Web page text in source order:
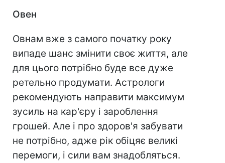
Овен
Овнам вже з самого початку року
випаде шанс змінити своє життя, але
для цього потрібно буде все дуже
ретельно продумати. Астрологи
рекомендують направити максимум
зусиль на кар'єру і зароблення
грошей. Але і про здоров'я забувати
не потрібно, адже рік обіцяє великі
перемоги, і сили вам знадобляться.